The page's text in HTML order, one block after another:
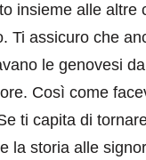
insieme alle altre
Ti assicuro che
le genovesi
Così come
ti capita di
la storia alle